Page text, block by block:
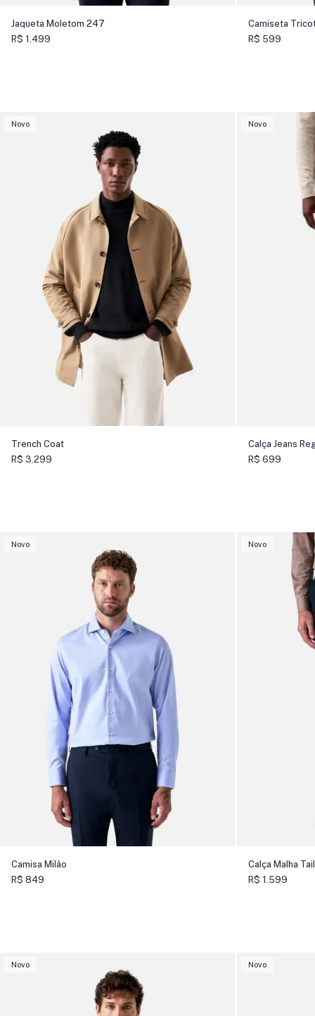
Jaqueta Moletom 247
R$ 1.499
Camiseta
R$ 599
Novo
Trench Coat
R$ 3.299
Novo
Calça Jeans
R$ 699
Novo
Camisa Milão
R$ 849
Novo
Calça Malha
R$ 1.599
Novo Novo